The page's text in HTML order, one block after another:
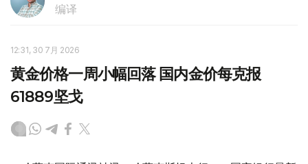
编译
12:31, 30 7月 2026
黄金价格一周小幅回落 国内金价每克报
61889坚戈